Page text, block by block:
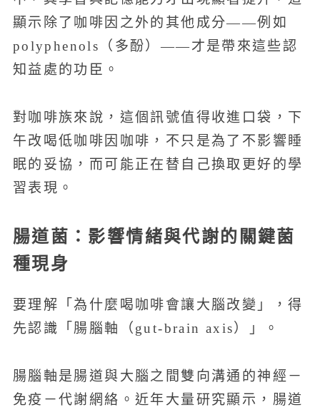
顯示除了咖啡因之外的其他成分——例如
polyphenols（多酚）——才是帶來這些認
知益處的功臣。
對咖啡族來說，這個訊號值得收進口袋，下
午改喝低咖啡因咖啡，不只是為了不影響睡
眠的妥協，而可能正在替自己換取更好的學
習表現。
腸道菌：影響情緒與代謝的關鍵菌
種現身
要理解「為什麼喝咖啡會讓大腦改變」，得
先認識「腸腦軸（gut-brain axis）」。
腸腦軸是腸道與大腦之間雙向溝通的神經－
免疫－代謝網絡。近年大量研究顯示，腸道